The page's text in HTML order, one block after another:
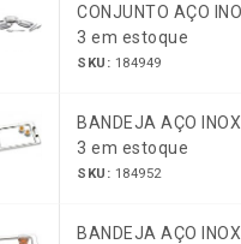
CONJUNTO AÇO
3 em estoque
SKU: 184949
BANDEJA AÇO
3 em estoque
SKU: 184952
BANDEJA AÇO